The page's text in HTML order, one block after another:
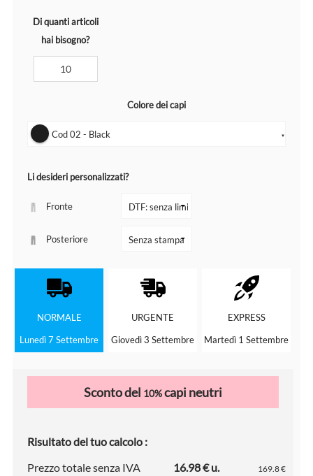
Di quanti articoli
hai bisogno?
Colore dei capi
Cod 02 - Black ▼
Li desideri personalizzati?
Fronte
Posteriore
NORMALE
Lunedì 7 Settembre
URGENTE
Giovedì 3 Settembre
EXPRESS
Martedì 1 Settembre
Sconto del 10%capi neutri
Risultato del tuo calcolo :
Prezzo totale senza IVA
16.98 € u. 169.8 €